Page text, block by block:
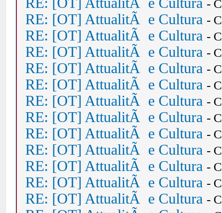
-
RE: [OT] AttualitÃ e Cultura -
RE: [OT] AttualitÃ e Cultura -
RE: [OT] AttualitÃ e Cultura -
RE: [OT] AttualitÃ e Cultura -
RE: [OT] AttualitÃ e Cultura -
RE: [OT] AttualitÃ e Cultura -
RE: [OT] AttualitÃ e Cultura -
RE: [OT] AttualitÃ e Cultura -
RE: [OT] AttualitÃ e Cultura -
RE: [OT] AttualitÃ e Cultura -
RE: [OT] AttualitÃ e Cultura -
RE: [OT] AttualitÃ e Cultura -